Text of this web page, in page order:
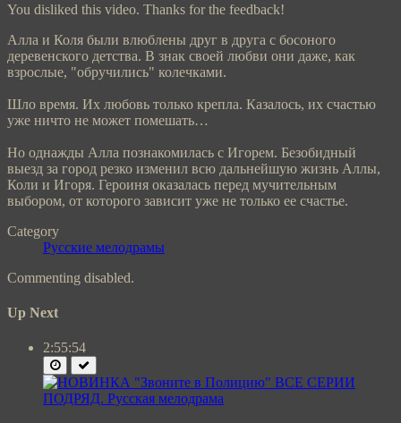
You disliked this video. Thanks for the feedback!
Алла и Коля были влюблены друг в друга с босоного
деревенского детства. В знак своей любви они даже, как
взрослые, "обручились" колечками.
Шло время. Их любовь только крепла. Казалось, их счастью
уже ничто не может помешать…
Но однажды Алла познакомилась с Игорем. Безобидный
выезд за город резко изменил всю дальнейшую жизнь Аллы,
Коли и Игоря. Героиня оказалась перед мучительным
выбором, от которого зависит уже не только ее счастье.
Category
Русские мелодрамы
Commenting disabled.
Up Next
2:55:54